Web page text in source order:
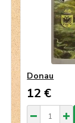
Donau
12 €